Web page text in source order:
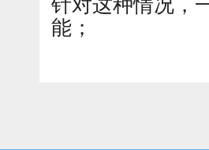
针对这种情况，
能；